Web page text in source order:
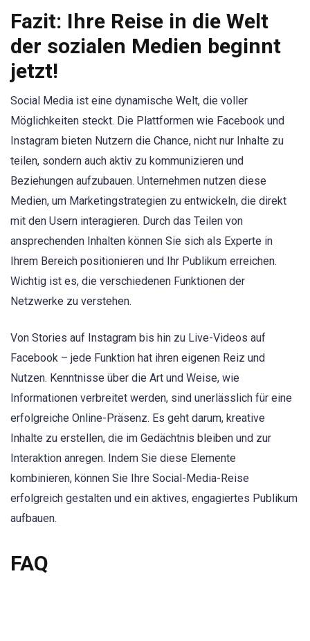
Fazit: Ihre Reise in die Welt
der sozialen Medien beginnt
jetzt!
Social Media ist eine dynamische Welt, die voller
Möglichkeiten steckt. Die Plattformen wie Facebook und
Instagram bieten Nutzern die Chance, nicht nur Inhalte zu
teilen, sondern auch aktiv zu kommunizieren und
Beziehungen aufzubauen. Unternehmen nutzen diese
Medien, um Marketingstrategien zu entwickeln, die direkt
mit den Usern interagieren. Durch das Teilen von
ansprechenden Inhalten können Sie sich als Experte in
Ihrem Bereich positionieren und Ihr Publikum erreichen.
Wichtig ist es, die verschiedenen Funktionen der
Netzwerke zu verstehen.
Von Stories auf Instagram bis hin zu Live-Videos auf
Facebook – jede Funktion hat ihren eigenen Reiz und
Nutzen. Kenntnisse über die Art und Weise, wie
Informationen verbreitet werden, sind unerlässlich für eine
erfolgreiche Online-Präsenz. Es geht darum, kreative
Inhalte zu erstellen, die im Gedächtnis bleiben und zur
Interaktion anregen. Indem Sie diese Elemente
kombinieren, können Sie Ihre Social-Media-Reise
erfolgreich gestalten und ein aktives, engagiertes Publikum
aufbauen.
FAQ